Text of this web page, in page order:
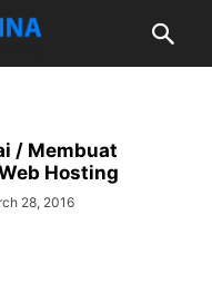
/ Membuat
Hosting
28, 2016